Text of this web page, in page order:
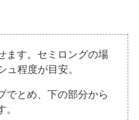
ます。セミロングの場
ュ程度が目安。
でとめ、下の部分から